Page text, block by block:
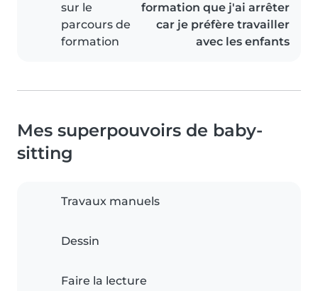
sur le
parcours de
formation
formation que j'ai arrêter
car je préfère travailler
avec les enfants
Mes superpouvoirs de baby-
sitting
Travaux manuels
Dessin
Faire la lecture